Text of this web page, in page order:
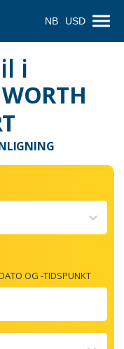
NB USD
i
OG -TIDSPUNKT